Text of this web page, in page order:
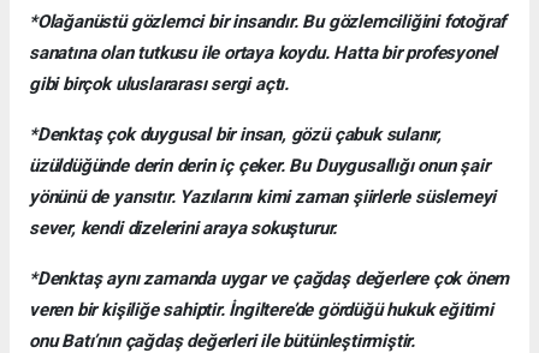
*Olağanüstü gözlemci bir insandır. Bu gözlemciliğini fotoğraf
sanatına olan tutkusu ile ortaya koydu. Hatta bir profesyonel
gibi birçok uluslararası sergi açtı.
*Denktaş çok duygusal bir insan, gözü çabuk sulanır,
üzüldüğünde derin derin iç çeker. Bu Duygusallığı onun şair
yönünü de yansıtır. Yazılarını kimi zaman şiirlerle süslemeyi
sever, kendi dizelerini araya sokuşturur.
*Denktaş aynı zamanda uygar ve çağdaş değerlere çok önem
veren bir kişiliğe sahiptir. İngiltere’de gördüğü hukuk eğitimi
onu Batı’nın çağdaş değerleri ile bütünleştirmiştir.